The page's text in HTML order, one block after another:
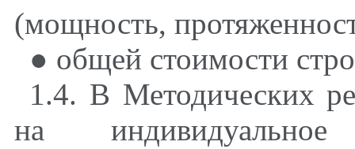
(мощность,
● общей стоимости
1.4. В Методических
на